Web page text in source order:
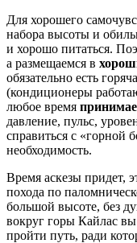
Для хорошего
набора высоты и
и хорошо питаться.
а размещаемся в
обязательно есть
(кондиционеры
любое время
давление, пульс,
справиться с «горной
необходимость.
Время аскезы придет,
похода по
большой высоте, без
вокруг горы Кайлас
пройти путь, ради